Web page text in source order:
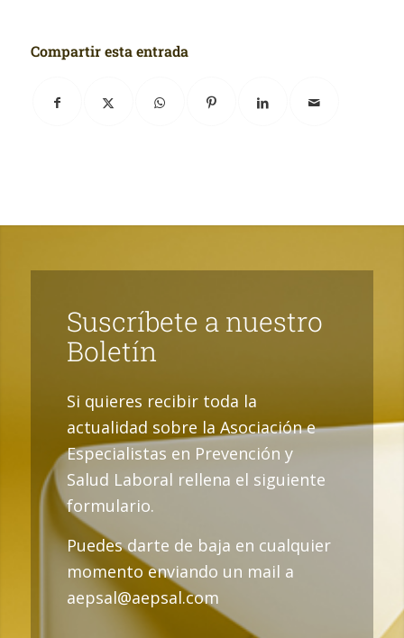
Compartir esta entrada
Suscríbete a nuestro
Boletín
Si quieres recibir toda la
actualidad sobre la Asociación e
Especialistas en Prevención y
Salud Laboral rellena el siguiente
formulario.
Puedes darte de baja en cualquier
momento enviando un mail a
aepsal@aepsal.com